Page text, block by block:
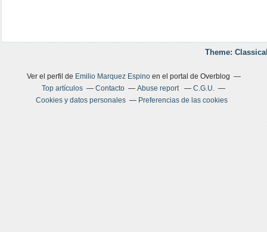
Theme:
Ver el perfil de Emilio Marquez Espinoen el portal de Overblog
Top artículos
Contacto Abuse report
C.G.U.
Cookies y datos personales
Preferencias de las cookies